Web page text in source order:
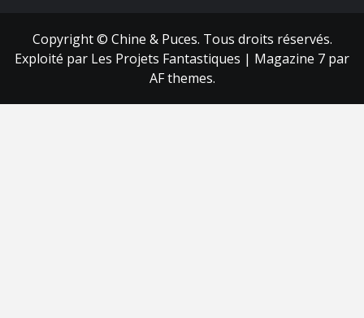
Copyright © Chine & Puces. Tous droits réservés.
Exploité par Les Projets Fantastiques | Magazine 7 par
AF themes.